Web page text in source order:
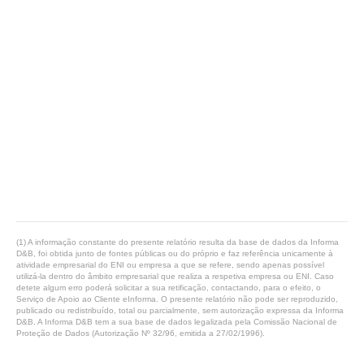
(1) A informação constante do presente relatório resulta da base de dados da Informa
D&B, foi obtida junto de fontes públicas ou do próprio e faz referência unicamente à
atividade empresarial do ENI ou empresa a que se refere, sendo apenas possível
utilizá-la dentro do âmbito empresarial que realiza a respetiva empresa ou ENI. Caso
detete algum erro poderá solicitar a sua retificação, contactando, para o efeito, o
Serviço de Apoio ao Cliente eInforma. O presente relatório não pode ser reproduzido,
publicado ou redistribuído, total ou parcialmente, sem autorização expressa da Informa
D&B. A Informa D&B tem a sua base de dados legalizada pela Comissão Nacional de
Proteção de Dados (Autorização Nº 32/96, emitida a 27/02/1996).